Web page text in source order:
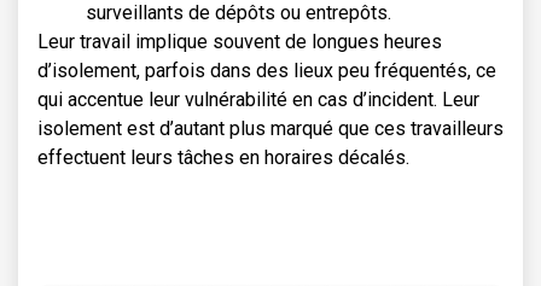
surveillants de dépôts ou entrepôts.
Leur travail implique souvent de longues heures
d’isolement, parfois dans des lieux peu fréquentés, ce
qui accentue leur vulnérabilité en cas d’incident. Leur
isolement est d’autant plus marqué que ces travailleurs
effectuent leurs tâches en horaires décalés.